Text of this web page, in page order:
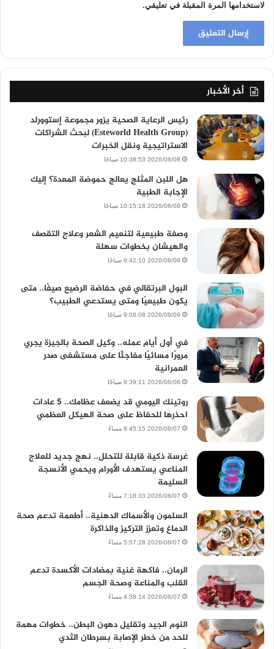
لاستخدامها المرة المقبلة في تعليقي.
أخر الأخبار
رئيس الرعاية الصحية يزور مجموعة إستوورلد
(Esteworld Health Group) لبحث الشراكات
الاستراتيجية ونقل الخبرات
2026/08/08 10:38:53 صباحًا
هل اللبن المثلج يعالج حموضة المعدة؟ إليك
الإجابة الطبية
2026/08/08 10:15:18 صباحًا
وصفة طبيعية لتنعيم الشعر وعلاج التقصف
والهيشان بخطوات سهلة
2026/08/08 9:42:10 صباحًا
البول البرتقالي في حفاضة الرضيع صيفًا.. متى
يكون طبيعيًا ومتى يستدعي الطبيب؟
2026/08/08 9:08:08 صباحًا
في أول أيام عمله.. وكيل الصحة بالجيزة يجري
مرورًا مسائيًا مفاجئًا على مستشفى صدر
العمرانية
2026/08/08 8:39:11 صباحًا
روتينك اليومي قد يضعف عظامك.. 5 عادات
احذرها للحفاظ على صحة الهيكل العظمي
2026/08/07 8:45:15 مساءً
غرسة ذكية قابلة للتحلل.. نهج جديد للعلاج
المناعي يستهدف الأورام ويحمي الأنسجة
السليمة
2026/08/07 7:18:33 مساءً
السلمون والأسماك الدهنية.. أطعمة تدعم صحة
الدماغ وتعزز التركيز والذاكرة
2026/08/07 5:57:28 مساءً
الرمان.. فاكهة غنية بمضادات الأكسدة تدعم
القلب والمناعة وصحة الجسم
2026/08/07 4:58:14 مساءً
النوم الجيد وتقليل دهون البطن.. خطوات مهمة
للحد من خطر الإصابة بسرطان الثدي